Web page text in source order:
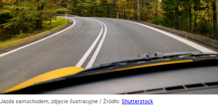
Jazda samochodem, zdjęcie ilustracyjne / Źródło: Shutterstock